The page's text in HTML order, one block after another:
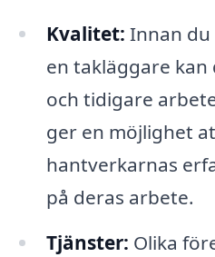
Kvalitet: Innan
en takläggare
och tidigare
ger en möjlighet
hantverkarnas
på deras arbete.
Tjänster: Olika